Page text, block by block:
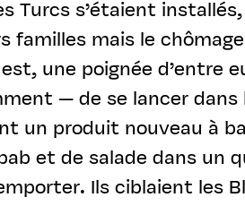
Turcs s’étaient
familles mais le
une poignée d’entre
— de se lancer dans
un produit nouveau à
et de salade dans un
Ils ciblaient les